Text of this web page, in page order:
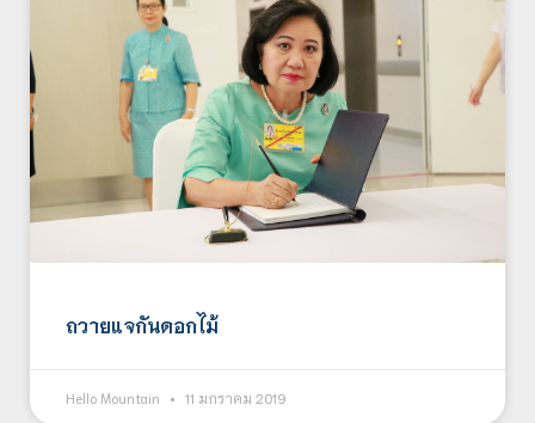
ถวายแจกันดอกไม้
Hello Mountain 11 มกราคม 2019